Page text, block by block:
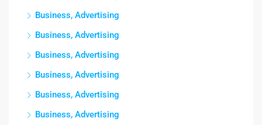
Business, Advertising
Business, Advertising
Business, Advertising
Business, Advertising
Business, Advertising
Business, Advertising